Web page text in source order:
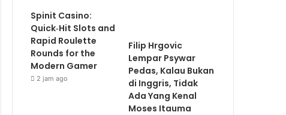
Spinit Casino:
Quick‑Hit Slots and
Rapid Roulette
Rounds for the
Modern Gamer
2 jam ago
Filip Hrgovic
Lempar Psywar
Pedas, Kalau Bukan
di Inggris, Tidak
Ada Yang Kenal
Moses Itauma